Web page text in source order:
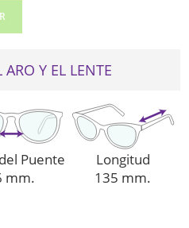
Y EL LENTE
Puente
mm.
Longitud
135 mm.